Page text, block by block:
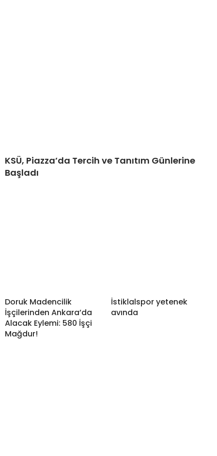
KSÜ, Piazza’da Tercih ve Tanıtım Günlerine
Başladı
Doruk Madencilik
İşçilerinden Ankara’da
Alacak Eylemi: 580 İşçi
Mağdur!
İstiklalspor yetenek
avında